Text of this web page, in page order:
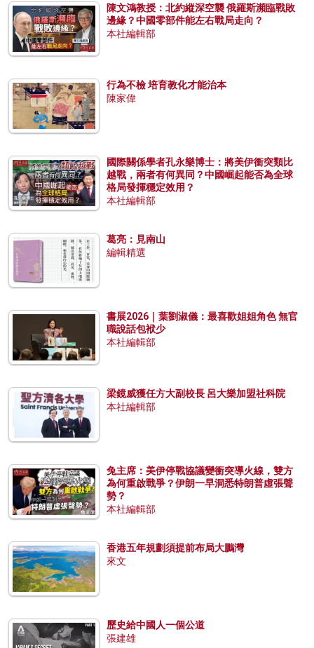
陳文鴻教授：北約縱深空襲 俄羅斯瀕臨戰敗
邊緣？中國零部件能左右戰局走向？
本社編輯部
行為不檢 培育教化才能治本
陳家偉
國際關係學者孔永樂博士：將美伊衝突類比
越戰，兩者有何異同？中國崛起能否為全球
格局發揮穩定效用？
本社編輯部
葛亮：見南山
編輯精選
書展2026｜葉劉淑儀：最喜歡姐姐角色 無官
職說話包袱少
本社編輯部
梁鏡威獲任方大副校長 呂大樂加盟社科院
本社編輯部
兔主席：美伊停戰協議變衝突導火線，雙方
為何重啟戰爭？伊朗一早洞悉特朗普虛張聲
勢？
本社編輯部
香港五年規劃須提前布局大鵬灣
來文
歷史給中國人一個公道
張建雄